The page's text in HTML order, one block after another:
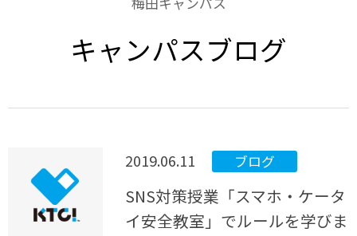
キャンパスブログ
2019.06.11 ブログ
SNS対策授業「スマホ・ケータ
イ安全教室」でルールを学びま